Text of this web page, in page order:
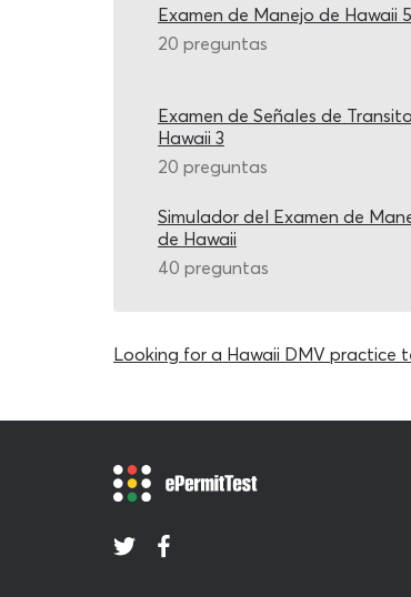
Examen de Manejo de Hawaii 5
20 preguntas
Examen de Señales de
Hawaii 3
20 preguntas
Simulador del Examen de
de Hawaii
40 preguntas
Looking for a Hawaii DMV practice